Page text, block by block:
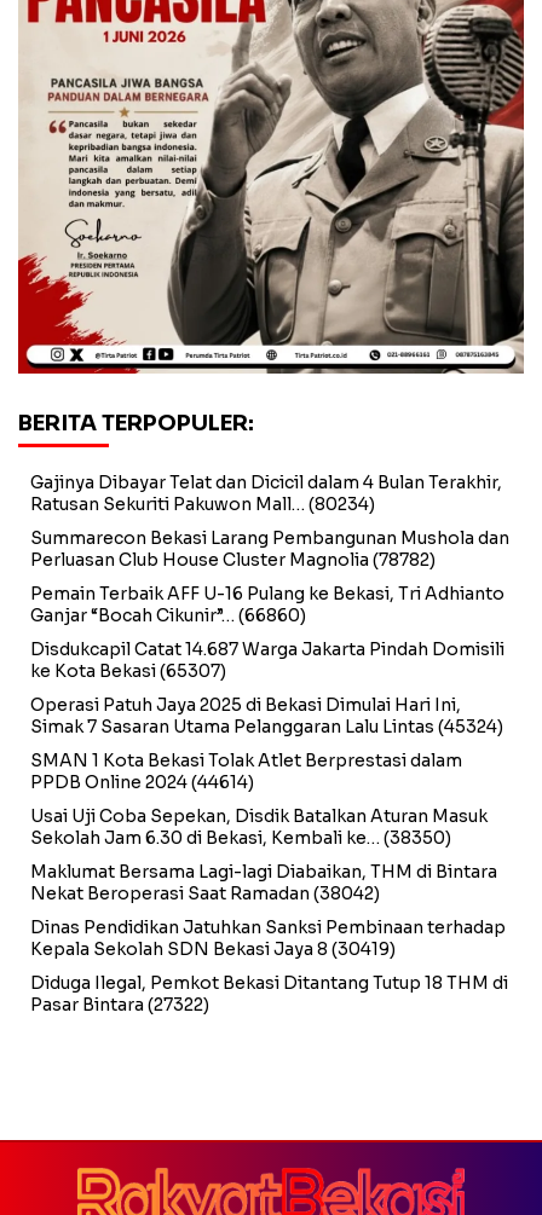
BERITA TERPOPULER:
Gajinya Dibayar Telat dan Dicicil dalam 4 Bulan Terakhir,
Ratusan Sekuriti Pakuwon Mall… (80234)
Summarecon Bekasi Larang Pembangunan Mushola dan
Perluasan Club House Cluster Magnolia (78782)
Pemain Terbaik AFF U-16 Pulang ke Bekasi, Tri Adhianto
Ganjar “Bocah Cikunir”… (66860)
Disdukcapil Catat 14.687 Warga Jakarta Pindah Domisili
ke Kota Bekasi(65307)
Operasi Patuh Jaya 2025 di Bekasi Dimulai Hari Ini,
Simak 7 Sasaran Utama Pelanggaran Lalu Lintas (45324)
SMAN 1 Kota Bekasi Tolak Atlet Berprestasi dalam
PPDB Online 2024(44614)
Usai Uji Coba Sepekan, Disdik Batalkan Aturan Masuk
Sekolah Jam 6.30 di Bekasi, Kembali ke… (38350)
Maklumat Bersama Lagi-lagi Diabaikan, THM di Bintara
Nekat Beroperasi Saat Ramadan (38042)
Dinas Pendidikan Jatuhkan Sanksi Pembinaan terhadap
Kepala Sekolah SDN Bekasi Jaya 8 (30419)
Diduga Ilegal, Pemkot Bekasi Ditantang Tutup 18 THM di
Pasar Bintara (27322)